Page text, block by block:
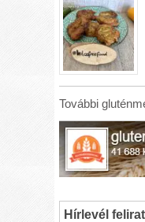
További
Hírlevél